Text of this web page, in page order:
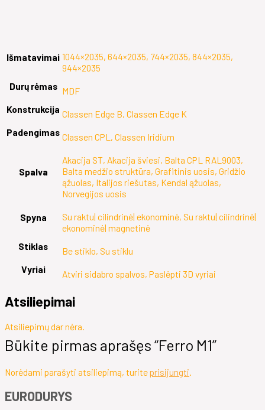
Išmatavimai 1044×2035, 644×2035, 744×2035, 844×2035,
944×2035
Durų rėmas MDF
Konstrukcija Classen Edge B, Classen Edge K
Padengimas Classen CPL, Classen Iridium
Spalva
Akacija ST, Akacija šviesi, Balta CPL RAL9003,
Balta medžio struktūra, Grafitinis uosis, Gridžio
ąžuolas, Italijos riešutas, Kendal ąžuolas,
Norvegijos uosis
Spyna
Su raktu| cilindrinė| ekonominė, Su raktu| cilindrinė|
ekonominė| magnetinė
Stiklas
Be stiklo, Su stiklu
Vyriai
Atviri sidabro spalvos, Paslėpti 3D vyriai
Atsiliepimai
Atsiliepimų dar nėra.
Būkite pirmas aprašęs “Ferro M1”
Norėdami parašyti atsiliepimą, turiteprisijungti
EURODURYS